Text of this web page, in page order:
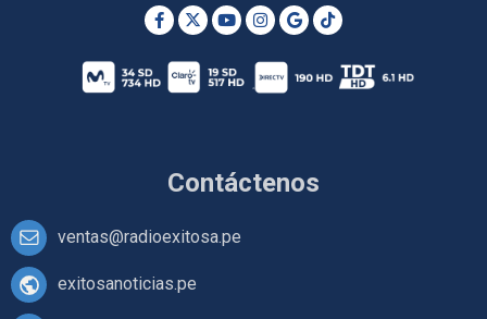
Contáctenos
ventas@radioexitosa.pe
exitosanoticias.pe